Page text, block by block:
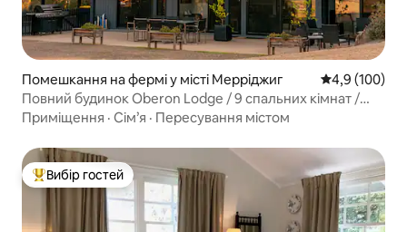
Помешкання на фермі у місті Мерріджиг Середня
4,9 (100)
Повний будинок Oberon Lodge / 9 спальних кімнат /
20 місць для ночівлі
Приміщення · Сім’я · Пересування містом
Топ вибір гостей
Вибір гостей